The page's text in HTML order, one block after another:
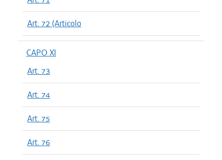
Art. 72 (Articolo
CAPO XI
Art. 73
Art. 74
Art. 75
Art. 76